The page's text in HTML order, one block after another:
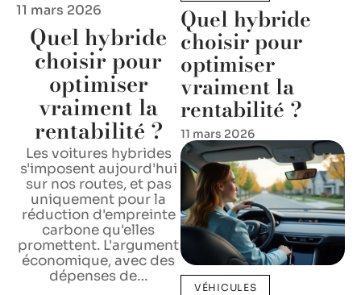
11 mars 2026
Quel hybride
choisir pour
optimiser
vraiment la
rentabilité ?
Les voitures hybrides
s'imposent aujourd'hui
sur nos routes, et pas
uniquement pour la
réduction d'empreinte
carbone qu'elles
promettent. L'argument
économique, avec des
dépenses de…
Quel hybride
choisir pour
optimiser
vraiment la
rentabilité ?
11 mars 2026
VÉHICULES